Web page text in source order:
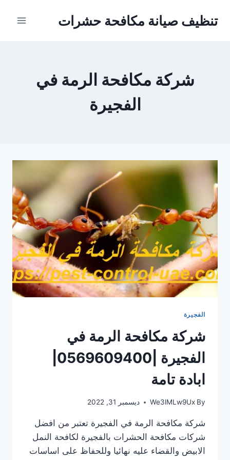
تنظيف صيانة مكافحة حشرات
شركة مكافحة الرمة في
الفجيرة
الفجيرة
شركة مكافحة الرمة في
ابادة تامة
By
We3lMLw9Ux ديسمبر 31, 2022
شركة مكافحة الرمة في الفجيرة تعتبر من افضل
شركات مكافحة الحشرات بالفجيرة لكافحة النمل
الابيض والقضاء عليه نهائيا وللحفاظ على اساسات